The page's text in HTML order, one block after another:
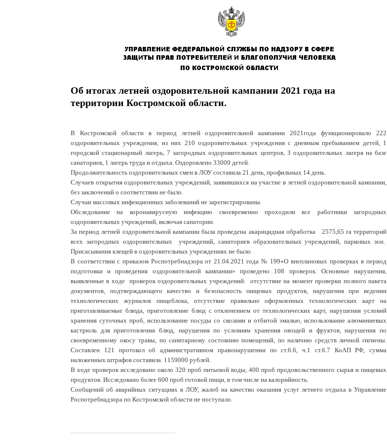
Об итогах летней оздоровительной кампании 2021 года на
территории Костромской области.
В Костромской области в период летней оздоровительной кампании 2021года функционировало 222
оздоровительных учреждения, из них 210 оздоровительных учреждения с дневным пребыванием детей, 1
городской стационарный лагерь, 7 загородных оздоровительных центров, 3 оздоровительных лагеря на базе
санаториев, 1 лагерь труда и отдыха. Оздоровлено 33009 детей.
Продолжительность оздоровительных смен в ЛОУ составила 21 день, профильных 14 день.
Случаев открытия оздоровительных учреждений, заявившихся на участие в летней оздоровительной кампании,
без заключений о соответствии не было.
Случаи массовых инфекционных заболеваний не зарегистрированы.
Обследование на коронавирусную инфекцию своевременно проходили все работники загородных
оздоровительных учреждений, включая санатории.
За период летней оздоровительной кампании была проведена акарицидная обработка 2575,65 га территорий
всех загородных оздоровительных учреждений, санаториев образовательных учреждений, парковых зон.
Присасывания клещей в оздоровительных учреждениях не было.
В соответствии с приказом Роспотребнадзора от 21.04.2021 года № 199«О внеплановых проверках в период
подготовки и проведения оздоровительной кампании» проведено 108 проверок. Основные нарушения,
выявленные в ходе проверок оздоровительных учреждений: отсутствие на момент проверки полного пакета
документов, подтверждающего качество и безопасность пищевых продуктов, нарушения при ведении
технологических журналов пищеблока, отсутствие правильно оформленных технологических карт на
приготавливаемые блюда, приготовление блюд с отклонением от технологических карт, нарушения условий
хранения суточных проб, использование посуды со сколами и отбитой эмалью, использование алюминиевых
кастрюль для приготовления блюд, нарушения по условиям хранения овощей и фруктов, нарушения по
своевременному окосу травы, по санитарному состоянию помещений, по наличию средств личной гигиены.
Составлен 121 протокол об административном правонарушении по ст.6.6, ч.1 ст.6.7 КоАП РФ, сумма
наложенных штрафов составила 1159000 рублей.
В ходе проверок исследовано около 320 проб питьевой воды, 400 проб продовольственного сырья и пищевых
продуктов. Исследовано более 600 проб готовой пищи, в том числе на калорийность.
Сообщений об аварийных ситуациях в ЛОУ, жалоб на качество оказания услуг летнего отдыха в Управление
Роспотребнадзора по Костромской области не поступало.